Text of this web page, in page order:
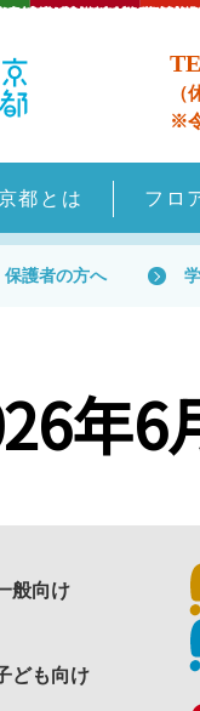
※
都とは フロ
保護者の方へ
年6
般向け
ども向け